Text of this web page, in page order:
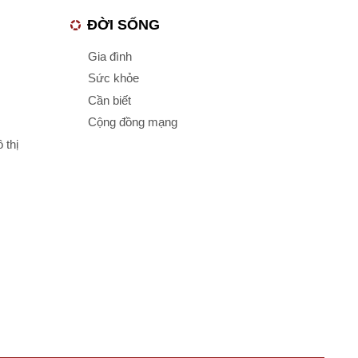
thị
ĐỜI SỐNG
Gia đình
Sức khỏe
Cần biết
Cộng đồng mạng